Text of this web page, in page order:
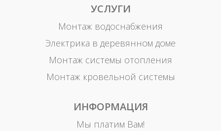
УСЛУГИ
Монтаж водоснабжения
Электрика в деревянном доме
Монтаж системы отопления
Монтаж кровельной системы
ИНФОРМАЦИЯ
Мы платим Вам!